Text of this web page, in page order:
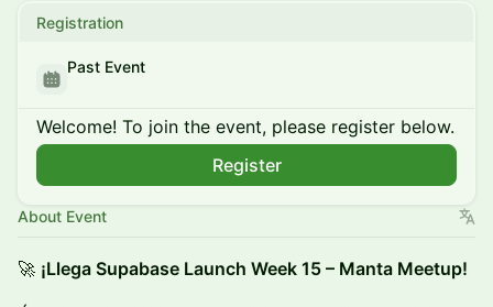
Registration
Past Event
Welcome! To join the event, please register below.
Register
About Event
🚀 ¡Llega Supabase Launch Week 15 – Manta Meetup!